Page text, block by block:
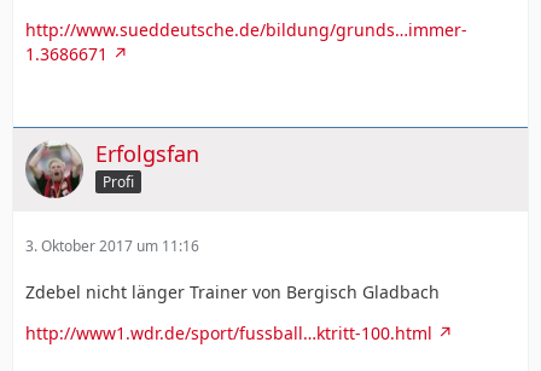
http://www.sueddeutsche.de/bildung/grunds…immer-
1.3686671
Erfolgsfan
Profi
3. Oktober 2017 um 11:16
Zdebel nicht länger Trainer von Bergisch Gladbach
http://www1.wdr.de/sport/fussball…ktritt-100.html